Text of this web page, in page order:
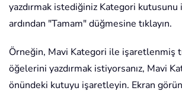
yazdırmak istediğiniz Kategori
ardından "Tamam" düğmesine tıklayın.
Örneğin, Mavi Kategori ile işaretlenmiş
öğelerini yazdırmak istiyorsanız, Mavi
önündeki kutuyu işaretleyin. Ekran